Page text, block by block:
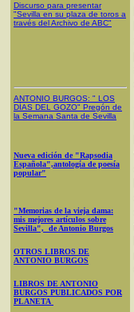
Discurso para presentar
"Sevilla en su plaza de toros a
través del Archivo de ABC"
ANTONIO BURGOS: " LOS
DÍAS DEL GOZO" Pregón de
la Semana Santa de Sevilla
Nueva edición de "Rapsodia
Española",antología de poesía
popular"
"Memorias de la vieja dama:
mis mejores artículos sobre
Sevilla", de Antonio Burgos
OTROS LIBROS DE
ANTONIO BURGOS
LIBROS DE ANTONIO
BURGOS PUBLICADOS POR
PLANETA